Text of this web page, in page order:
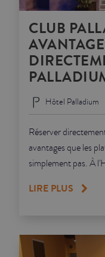
CLUB
Hôtel Palladium
Réserver
avantages que les
simplement pas. À
LIRE PLUS